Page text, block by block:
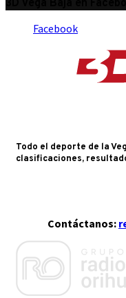
Facebook
Todo el deporte de la
clasificaciones,
Contáctanos: